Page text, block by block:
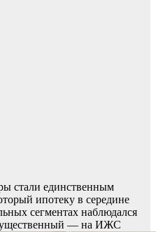
стали единственным
ипотеку в середине
сегментах наблюдался
— на ИЖС